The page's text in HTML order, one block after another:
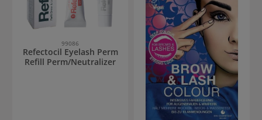
99086
Refectocil Eyelash Perm
Refill Perm/Neutralizer